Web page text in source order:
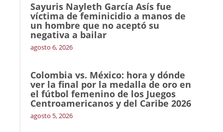
Sayuris Nayleth García Asís fue
víctima de feminicidio a manos de
un hombre que no aceptó su
negativa a bailar
agosto 6, 2026
Colombia vs. México: hora y dónde
ver la final por la medalla de oro en
el fútbol femenino de los Juegos
Centroamericanos y del Caribe 2026
agosto 5, 2026